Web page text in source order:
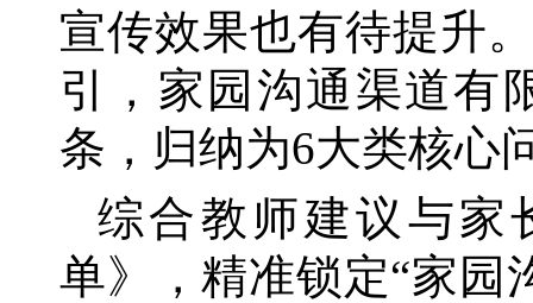
宣传效果也有待提升
引，家园沟通渠道有
条，归纳为6大类核心
综合教师建议与家
单》，精准锁定“家园